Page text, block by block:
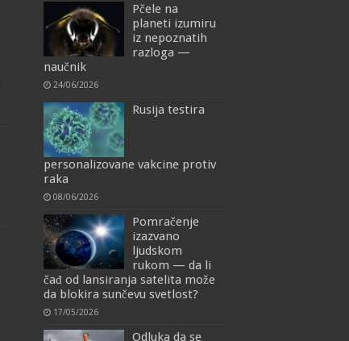
Pčele na
planeti izumiru
iz nepoznatih
razloga —
naučnik
24/06/2026
Rusija testira
personalizovane vakcine protiv
raka
08/06/2026
Pomračenje
izazvano
ljudskom
rukom — da li
čađ od lansiranja satelita može
da blokira sunčevu svetlost?
17/05/2026
Odluka da se